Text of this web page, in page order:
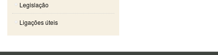
Legislação
Ligações úteis